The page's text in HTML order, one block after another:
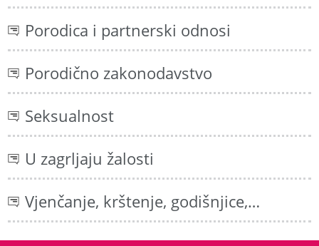
Porodica i partnerski odnosi
Porodično zakonodavstvo
Seksualnost
U zagrljaju žalosti
Vjenčanje, krštenje, godišnjice,…